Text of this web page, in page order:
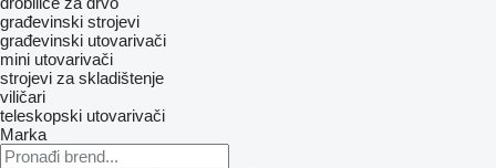
građevinski strojevi
građevinski utovarivači
mini utovarivači
strojevi za skladištenje
viličari
teleskopski utovarivači
Marka